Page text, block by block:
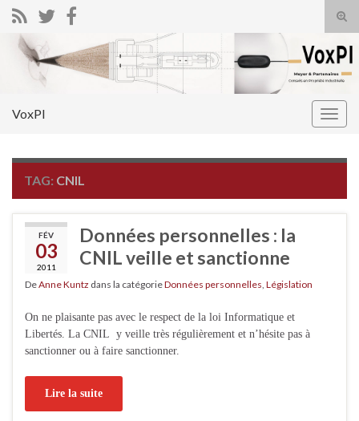
Search for:
VoxPI
TAG: CNIL
FÉV
03
2011
Données personnelles : la
CNIL veille et sanctionne
DeAnne Kuntz dans la catégorieDonnées personnelles Législation
On ne plaisante pas avec le respect de la loi Informatique et
Libertés. La CNIL y veille très régulièrement et n’hésite pas à
sanctionner ou à faire sanctionner.
Lire la suite